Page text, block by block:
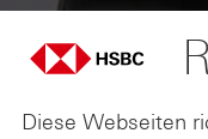
Diese Webseiten